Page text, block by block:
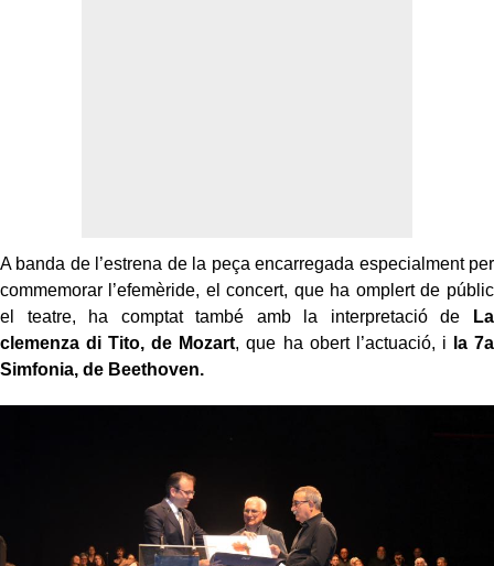
A banda de l’estrena de la peça encarregada especialment per
commemorar l’efemèride, el concert, que ha omplert de públic
el teatre, ha comptat també amb la interpretació de
La
clemenza di Tito, de Mozart, que ha obert l’actuació, i
la 7a
Simfonia, de Beethoven.